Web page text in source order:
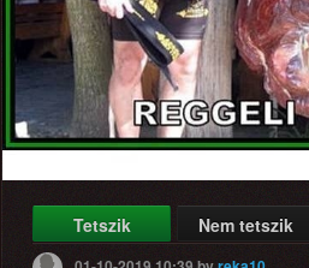
Tetszik Nem tetszik